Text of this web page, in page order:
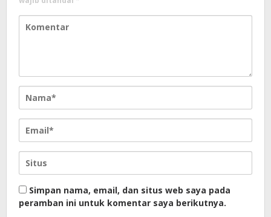
Simpan nama, email, dan situs web saya pada
peramban ini untuk komentar saya berikutnya.